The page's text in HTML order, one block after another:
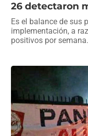
26 detectaron
Es el balance de sus
implementación, a
positivos por semana.